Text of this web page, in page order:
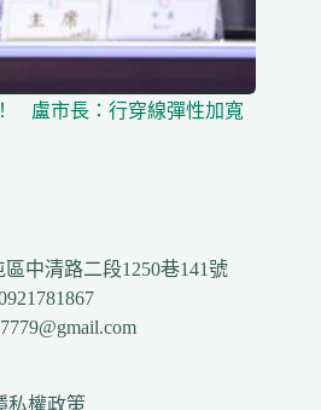
盧市長：行穿線彈性加寬
中清路二段1250巷141號
私權政策